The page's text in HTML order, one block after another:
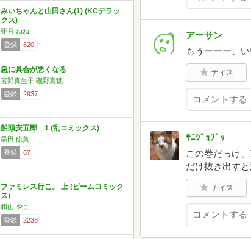
みいちゃんと山田さん(1) (KCデラッ
クス)
亜月 ねね
登録
820
急に具合が悪くなる
宮野真生子,磯野真穂
登録
2937
船頭安五郎 1 (乱コミックス)
黒田 硫黄
登録
67
ファミレス行こ。 上 (ビームコミック
ス)
和山 やま
登録
2238
アーサン
もうーーー、
ナイス
ｻﾆｼﾞｮﾌﾟｯ
この巻だっけ
だけ抜き出す
ナイス